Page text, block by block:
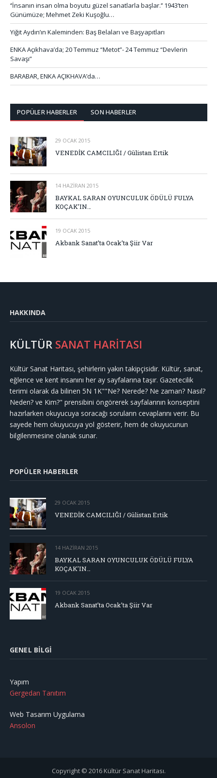
‘’İnsanın insan olma boyutu güzel sanatlarla başlar.’’ 1943’ten
Günümüze; Mehmet Zeki Kuşoğlu…
Yiğit Aydın’ın Kaleminden: Baş Belaları ve Başyapıtları
ENKA Açıkhava’da; 20 Temmuz “Metot”- 24 Temmuz “Devlerin
Savaşı”
BARABAR, ENKA AÇIKHAVA’da…
POPÜLER HABERLER SON HABERLER
29 OCAK 2015
VENEDİK CAMCILIĞI / Gülistan Ertik
14 HAZIRAN 2015
BAYKAL SARAN OYUNCULUK ÖDÜLÜ FULYA
KOÇAK’IN…
19 OCAK 2015
Akbank Sanat’ta Ocak’ta Şiir Var
HAKKINDA
KÜLTÜR SANAT HARİTASI
Kültür Sanat Haritası, şehirlerin yakın takipçisidir. Kültür, sanat,
eğlence ve kent insanını her ay sayfalarına taşır. Gazetecilik
terimi olarak da bilinen 5N 1K""Ne? Nerede? Ne zaman? Nasıl?
Neden? ve Kim?" prensibini öngörerek sayfalarının konseptini
hazırlarken okuyucuya soracağı soruların cevaplarını verir. Bu
sayede hem okuyucuya yol gösterir, hem de okuyucunun
bilgilenmesine olanak sunar.
POPÜLER HABERLER
29 OCAK 2015
VENEDİK CAMCILIĞI / Gülistan Ertik
14 HAZIRAN 2015
BAYKAL SARAN OYUNCULUK ÖDÜLÜ FULYA
KOÇAK’IN…
19 OCAK 2015
Akbank Sanat’ta Ocak’ta Şiir Var
GENEL BILGI
Yapım
Gergedan Tanıtım
Web Tasarım Uygulama
Ansolon
Copyright © 2016 Kültür Sanat Haritası.